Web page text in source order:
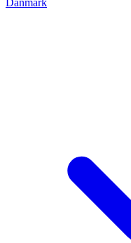
Danmark